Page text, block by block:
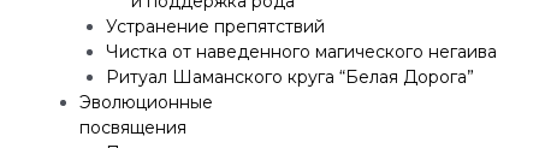
Устранение препятствий
Чистка от наведенного магического негаива
Ритуал Шаманского круга “Белая Дорога”
Эволюционные
посвящения